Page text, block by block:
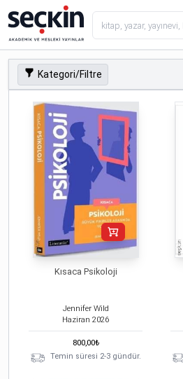
Kategori/Filtre
Kısaca Psikoloji
Jennifer Wild
Haziran 2026
800,00₺
Temin süresi 2-3 gündür.